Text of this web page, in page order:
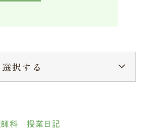
へ一般の方へ（教室・講習会）
師科 授業日記
択する